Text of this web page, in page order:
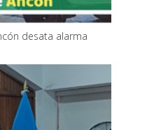
desata alarma